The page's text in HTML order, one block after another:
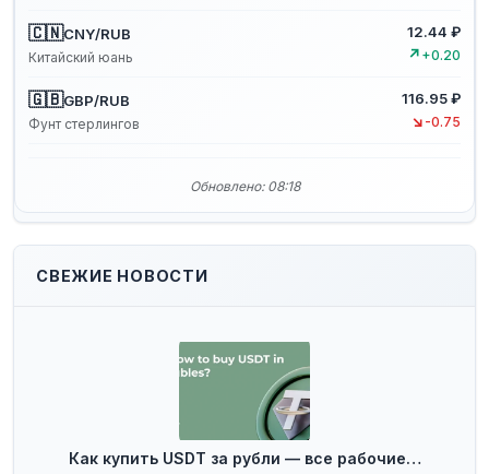
🇨🇳CNY/RUB
Китайский юань
12.44 ₽
↗ +0.20
🇬🇧GBP/RUB
Фунт стерлингов
116.95 ₽
↘ -0.75
Обновлено: 08:18
СВЕЖИЕ НОВОСТИ
Как купить USDT за рубли — все рабочие…